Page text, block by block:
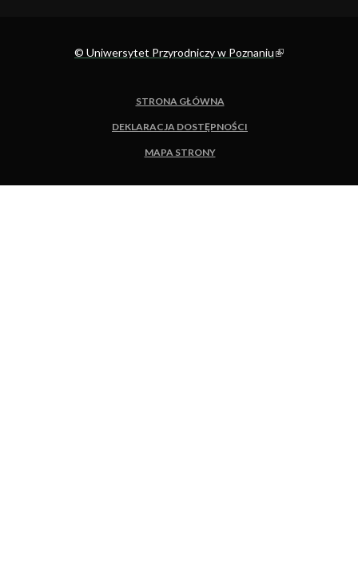
© Uniwersytet Przyrodniczy w Poznaniu(link is external)
STRONA GŁÓWNA
DEKLARACJA DOSTĘPNOŚCI
MAPA STRONY